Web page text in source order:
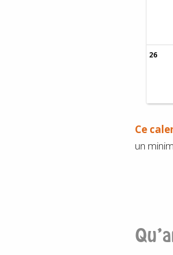
26
Ce
un